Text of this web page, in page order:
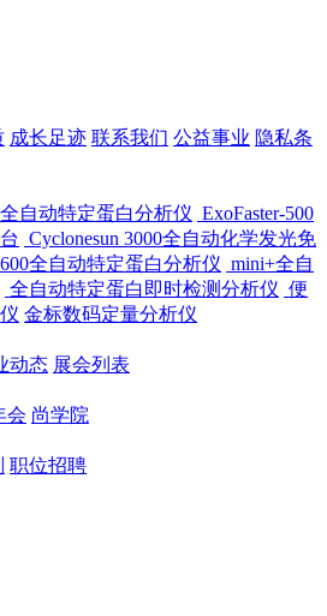
成长足迹 联系我们 公益事业 隐私条
自动特定蛋白分析仪 ExoFaster-500
Cyclonesun 3000全自动化学发光免
全自动特定蛋白分析仪 mini+全自
全自动特定蛋白即时检测分析仪 便
金标数码定量分析仪
动态 展会列表
会 尚学院
职位招聘